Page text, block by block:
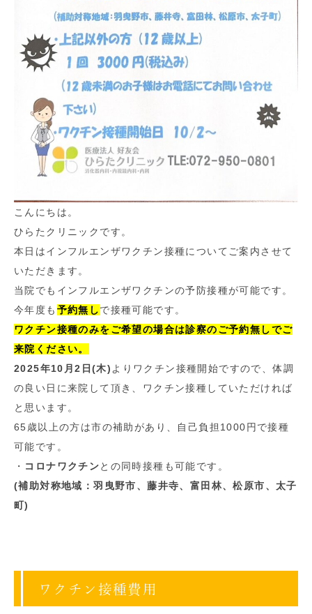
こんにちは。
ひらたクリニックです。
本日はインフルエンザワクチン接種についてご案内させて
いただきます。
当院でもインフルエンザワクチンの予防接種が可能です。
今年度も 予約無しで接種可能です。
ワクチン接種のみをご希望の場合は診察のご予約無しでご
来院ください。
2025年10月2日(木) よりワクチン接種開始ですので、体調
の良い日に来院して頂き、ワクチン接種していただければ
と思います。
65歳以上の方は市の補助があり、自己負担1000円で接種
可能です。
・ コロナワクチンとの同時接種も可能です。
(補助対称地域：羽曳野市、藤井寺、富田林、松原市、太子
町)
ワクチン接種費用